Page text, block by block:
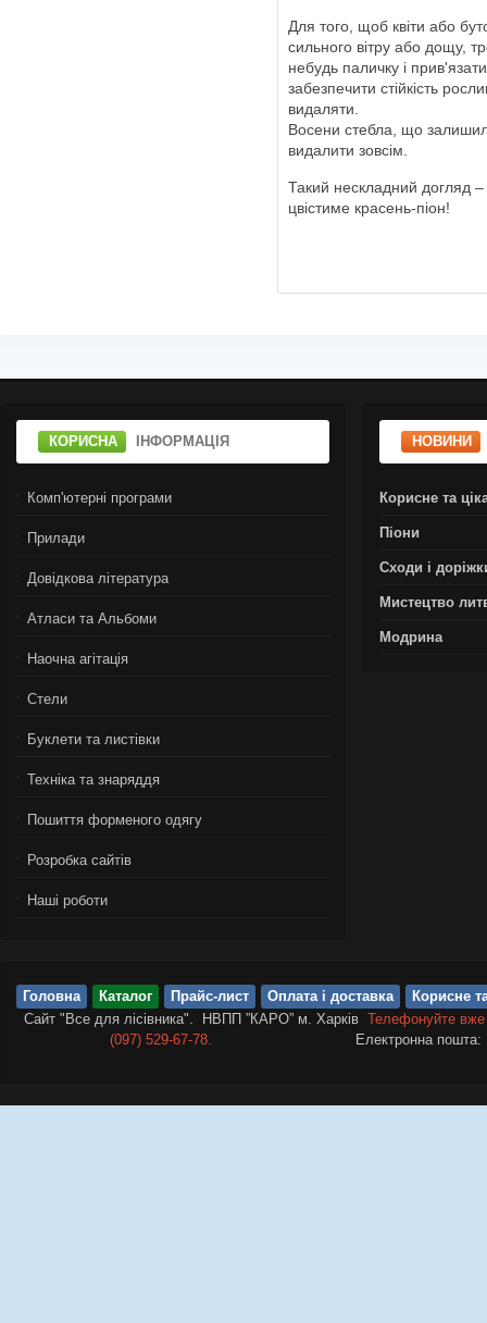
Для того, щоб квіти або
сильного вітру або дощу,
небудь паличку і
забезпечити стійкість
видаляти.
Восени стебла, що
видалити зовсім.
Такий нескладний догляд –
цвістиме красень-піон!
КОРИСНА ІНФОРМАЦІЯ
Комп'ютерні програми
Прилади
Довідкова література
Атласи та Альбоми
Наочна агітація
Стели
Буклети та листівки
Техніка та знаряддя
Пошиття форменого одягу
Розробка сайтів
Нашi роботи
НОВИНИ
Корисне та
Піони
Сходи і
Мистецтво
Модрина
Головна Каталог Прайс-лист Оплата і доставка
Корисне
Сайт "Все для лісівника". НВПП ”КАРО” м. Харків Телефонуйте
(097) 529-67-78.
Електронна